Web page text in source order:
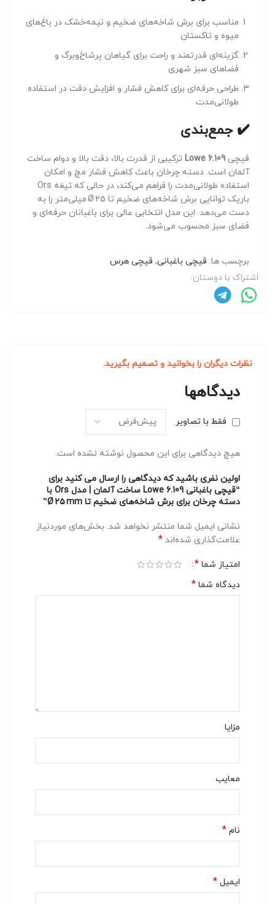
مناسب برای برش شاخه‌های ضخیم و نیمه‌خشک در باغ‌های
میوه و تاکستان‌
گزینه‌ای قدرتمند و راحت برای گیاهان پرشاخ‌وبرگ و
فضاهای سبز شهری
طراحی حرفه‌ای برای کاهش فشار و افزایش دقت در استفاده
طولانی‌مدت
✔️ جمع‌بندی
قیچی Lowe 6.109 ترکیبی از قدرت بالا، دقت بالا و دوام ساخت
آلمان است. دسته چرخان باعث کاهش فشار مچ و امکان
استفاده طولانی‌مدت را فراهم می‌کند، در حالی که تیغه Ors
باریک توانایی برش شاخه‌های ضخیم تا Ø ۲۵ میلی‌متر را به
دست می‌دهد. این مدل انتخابی عالی برای باغبانان حرفه‌ای و
فضای سبز محسوب می‌شود.
برچسب ها: قیچی باغبانی, قیچی هرس
اشتراک با دوستان:
نظرات دیگران را بخوانید و تصمیم بگیرید.
دیدگاهها
فقط با تصاویر
هیچ دیدگاهی برای این محصول نوشته نشده است.
اولین نفری باشید که دیدگاهی را ارسال می کنید برای
“قیچی باغبانی Lowe 6.109 ساخت آلمان | مدل Ors با
دسته چرخان برای برش شاخه‌های ضخیم تا Ø ۲۵ mm”
نشانی ایمیل شما منتشر نخواهد شد. بخش‌های موردنیاز
علامت‌گذاری شده‌اند *
امتیاز شما *
دیدگاه شما *
مزایا
معایب
نام *
ایمیل *